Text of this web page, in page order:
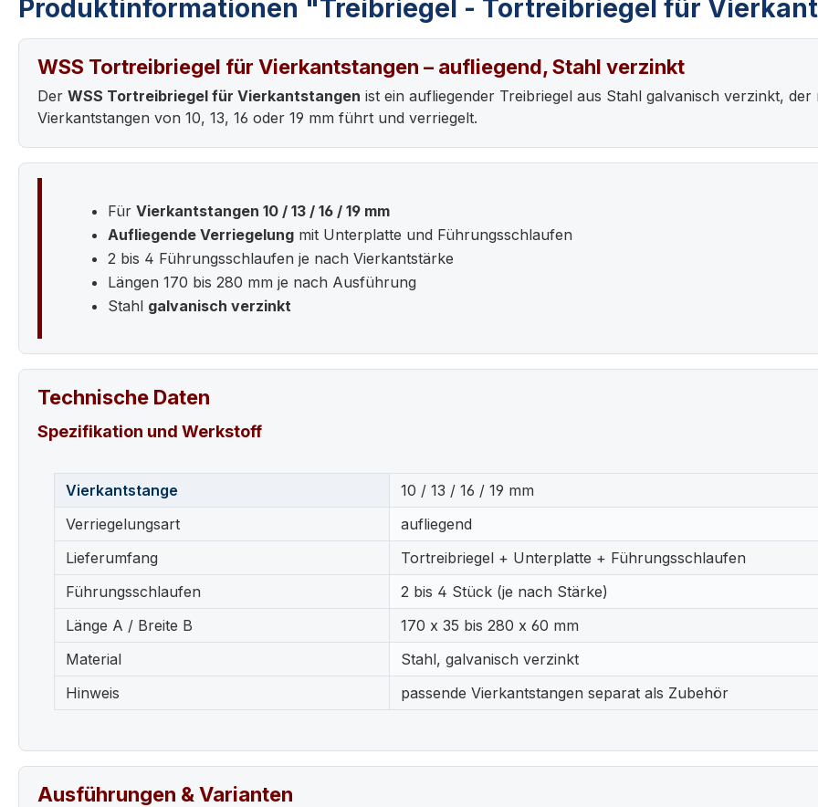
Produktinformationen "Treibriegel - Tortreibriegel für
WSS Tortreibriegel für Vierkantstangen – aufliegend, Stahl verzinkt
Der WSS Tortreibriegel für Vierkantstangen ist ein aufliegender Treibriegel aus Stahl galvanisch verzinkt,
Vierkantstangen von 10, 13, 16 oder 19 mm führt und verriegelt.
Für Vierkantstangen 10 / 13 / 16 / 19 mm
Aufliegende Verriegelung mit Unterplatte und Führungsschlaufen
2 bis 4 Führungsschlaufen je nach Vierkantstärke
Längen 170 bis 280 mm je nach Ausführung
Stahl galvanisch verzinkt
Technische Daten
Spezifikation und Werkstoff
Vierkantstange
10 / 13 / 16 / 19 mm
Verriegelungsart
aufliegend
Lieferumfang
Tortreibriegel + Unterplatte + Führungsschlaufen
Führungsschlaufen
2 bis 4 Stück (je nach Stärke)
Länge A / Breite B
170 x 35 bis 280 x 60 mm
Material
Stahl, galvanisch verzinkt
Hinweis
passende Vierkantstangen separat als Zubehör
Ausführungen & Varianten